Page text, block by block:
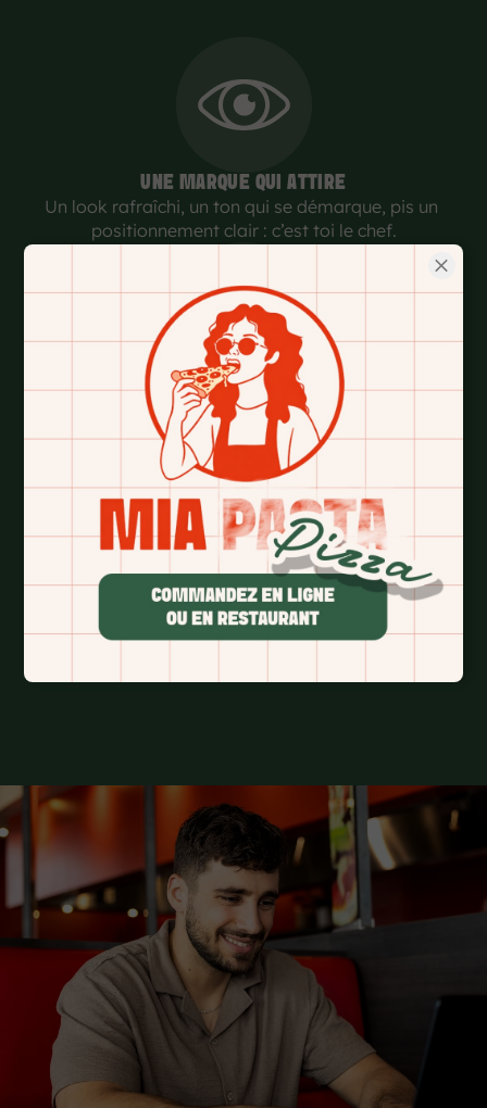
UNE MARQUE QUI ATTIRE
Un look rafraîchi, un ton qui se démarque, pis un
positionnement clair : c’est toi le chef.
UNE OFFRE QUI PLAÎT
Un menu varié, personnalisable, accessible... qui
répond aux tendances de consommation
d’aujourd’hui.
UNE ÉQUIPE MARKETING À TEMPS PLEIN
Pour t’aider à briller localement ET faire rayonner la